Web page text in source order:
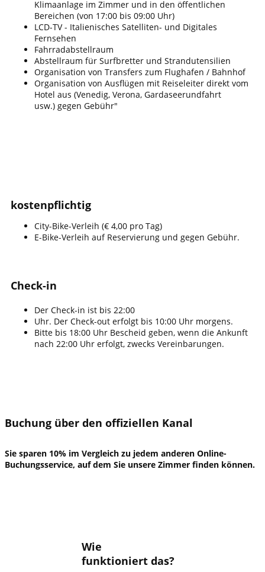
Klimaanlage im Zimmer und in den öffentlichen
Bereichen (von 17:00 bis 09:00 Uhr)
LCD-TV - Italienisches Satelliten- und Digitales
Fernsehen
Fahrradabstellraum
Abstellraum für Surfbretter und Strandutensilien
Organisation von Transfers zum Flughafen / Bahnhof
Organisation von Ausflügen mit Reiseleiter direkt vom
Hotel aus (Venedig, Verona, Gardaseerundfahrt
usw.) gegen Gebühr"
​kostenpflichtig
​City-Bike-Verleih (€ 4,00 pro Tag)
E-Bike-Verleih auf Reservierung und gegen Gebühr.
​Check-in
​Der Check-in ist bis 22:00
Uhr. Der Check-out erfolgt bis 10:00 Uhr morgens.
Bitte bis 18:00 Uhr Bescheid geben, wenn die Ankunft
nach 22:00 Uhr erfolgt, zwecks Vereinbarungen.
​Buchung über den offiziellen Kanal
​​​Sie sparen 10% im Vergleich zu jedem anderen Online-
Buchungsservice, auf dem Sie unsere Zimmer finden können.
​Wie
funktioniert das?